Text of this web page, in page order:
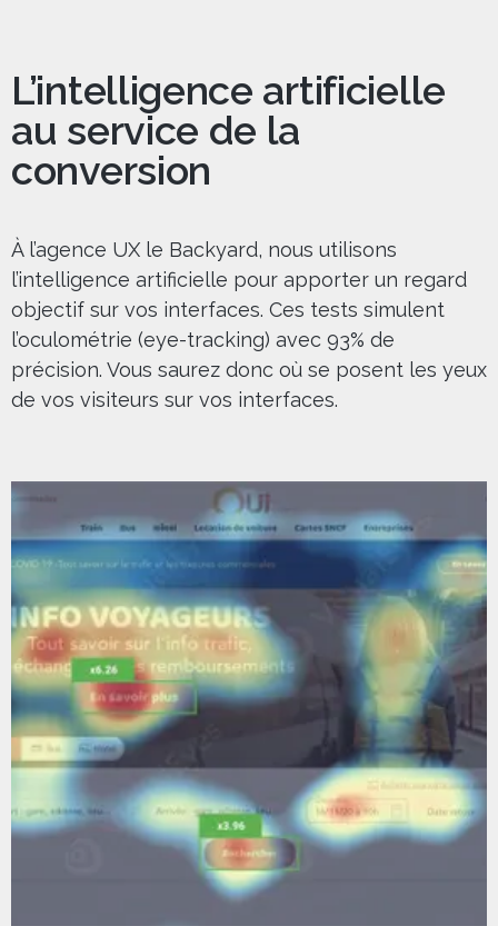
L’intelligence artificielle
au service de la
conversion
À l’agence UX le Backyard, nous utilisons
l’intelligence artificielle pour apporter un regard
objectif sur vos interfaces. Ces tests simulent
l’oculométrie (eye-tracking) avec 93% de
précision. Vous saurez donc où se posent les yeux
de vos visiteurs sur vos interfaces.